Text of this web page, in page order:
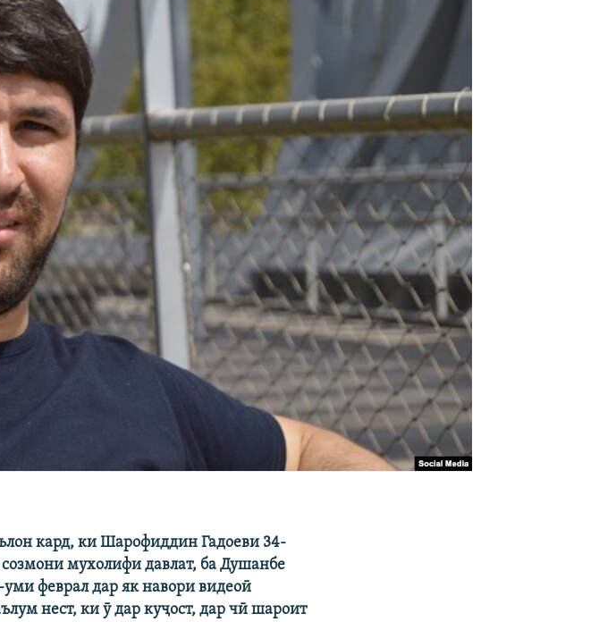
кард, ки Шарофиддин Гадоеви 34-
мухолифи давлат, ба Душанбе
феврал дар як навори видеоӣ
нест, ки ӯ дар куҷост, дар чӣ шароит